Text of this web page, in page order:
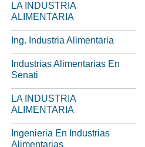
LA INDUSTRIA
ALIMENTARIA
Ing. Industria Alimentaria
Industrias Alimentarias En
Senati
LA INDUSTRIA
ALIMENTARIA
Ingenieria En Industrias
Alimentarias